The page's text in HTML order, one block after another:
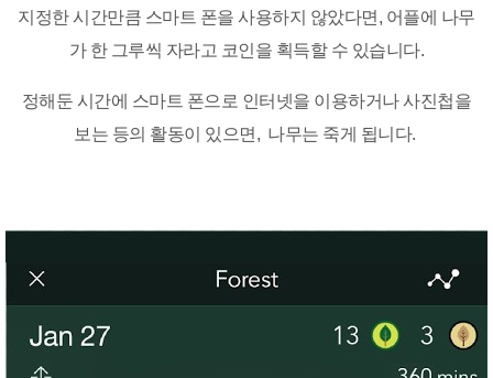
지정한 시간만큼 스마트 폰을 사용하지 않았다면, 어플에 나무
가 한 그루씩 자라고 코인을 획득할 수 있습니다.
정해둔 시간에 스마트 폰으로 인터넷을 이용하거나 사진첩을
보는 등의 활동이 있으면, 나무는 죽게 됩니다.